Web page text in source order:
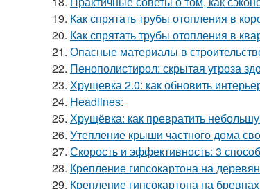
19. Как спрятать трубы отопления в
20. Как спрятать трубы отопления в
21. Опасные материалы в
22. Пенополистирол: скрытая угроза
23. Хрущевка 2.0: как обновить
24. Headlines:
25. Хрущёвка: как превратить
26. Утепление крыши частного дома
27. Скорость и эффективность: 3
28. Крепление гипсокартона на
29. Крепление гипсокартона на